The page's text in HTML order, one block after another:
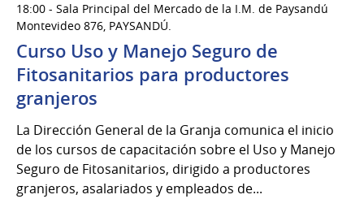
al
22
de
Jul
del
2026
18:00 - Sala Principal del Mercado de la I.M. de Paysandú
Montevideo 876, PAYSANDÚ.
Curso Uso y Manejo Seguro de
Fitosanitarios para productores
granjeros
La Dirección General de la Granja comunica el inicio
de los cursos de capacitación sobre el Uso y Manejo
Seguro de Fitosanitarios, dirigido a productores
granjeros, asalariados y empleados de...